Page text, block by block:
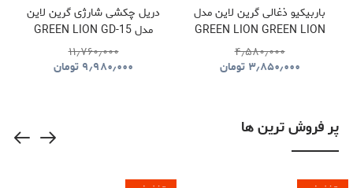
باربیکیو ذغالی گرین لاین مدل
GREEN LION GREEN LION
QUDRA FOLDABLE BBQ
GRILL GNQDRBBQSTBK
۴٫۵۸۰٫۰۰۰
۳٫۸۵۰٫۰۰۰ تومان
دریل چکشی شارژی گرین لاین
مدل GREEN LION GD-15
PRO DRIVE CORDLESS
HAMMER DRILL
۱۱٫۷۶۰٫۰۰۰
۹٫۹۸۰٫۰۰۰ تومان
پر فروش ترین ها